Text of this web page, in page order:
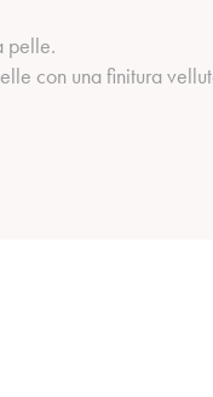
pelle.
con una finitura